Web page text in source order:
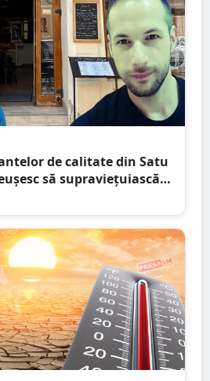
de calitate din Satu
să supraviețuiască
speciale?